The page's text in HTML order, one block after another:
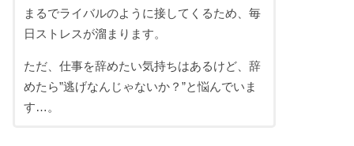
まるでライバルのように接してくるため、毎
日ストレスが溜まります。
ただ、仕事を辞めたい気持ちはあるけど、辞
めたら”逃げなんじゃないか？”と悩んでいま
す…。